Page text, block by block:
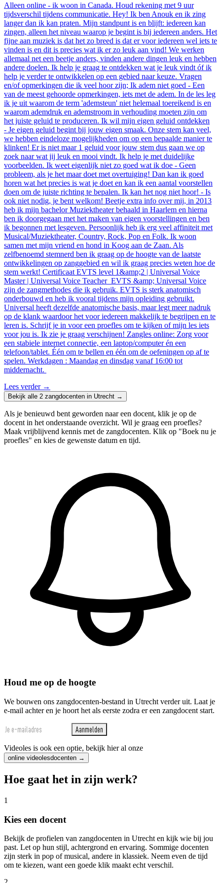
Alleen online - ik woon in Canada. Houd rekening met 9 uur
tijdsverschil tijdens communicatie. Hey! Ik ben Anouk en ik zing
langer dan ik kan praten. Mijn standpunt is en blijft: iedereen kan
zingen, alleen het niveau waarop je begint is bij iedereen anders. Het
fijne aan muziek is dat het zo breed is dat er voor iedereen wel iets te
vinden is en dit is precies wat ik er zo leuk aan vind! We werken
allemaal net een beetje anders, vinden andere dingen leuk en hebben
andere doelen. Ik help je graag te ontdekken wat je leuk vindt óf ik
help je verder te ontwikkelen op een gebied naar keuze. Vragen
en/of opmerkingen die ik veel hoor zijn; Ik adem niet goed - Een
van de meest gehoorde opmerkingen, iets met de adem. In de les leg
ik je uit waarom de term 'ademsteun' niet helemaal toereikend is en
waarom ademdruk en ademstroom in verhouding moeten zijn om
het juiste geluid te produceren. Ik wil mijn eigen geluid ontdekken
- Je eigen geluid begint bij jouw eigen smaak. Onze stem kan veel,
we hebben eindeloze mogelijkheden om op een bepaalde manier te
klinken! Er is niet maar 1 geluid voor jouw stem dus gaan we op
zoek naar wat jij leuk en mooi vindt. Ik help je met duidelijke
voorbeelden. Ik weet eigenlijk niet zo goed wat ik doe - Geen
probleem, als je het maar doet met overtuiging! Dan kan ik goed
horen wat het precies is wat je doet en kan ik een aantal voorstellen
doen om de juiste richting te bepalen. Ik kan het nog niet hoor! - Is
ook niet nodig, je bent welkom! Beetje extra info over mij, in 2013
heb ik mijn bachelor Muziektheater behaald in Haarlem en hierna
ben ik doorgegaan met het maken van eigen voorstellingen en ben
ik begonnen met lesgeven. Persoonlijk heb ik erg veel affiniteit met
Musical/Muziektheater, Country, Rock, Pop en Folk. Ik woon
samen met mijn vriend en hond in Koog aan de Zaan. Als
zelfbenoemd stemnerd ben ik graag op de hoogte van de laatste
ontwikkelingen op zanggebied en wil ik graag precies weten hoe de
stem werkt! Certificaat EVTS level 1&amp;2 | Universal Voice
Master | Universal Voice Teacher EVTS &amp; Universal Voice
zijn de zangmethodes die ik gebruik. EVTS is sterk anatomisch
onderbouwd en heb ik vooral tijdens mijn opleiding gebruikt.
Universal heeft dezelfde anatomische basis, maar legt meer nadruk
op de klank waardoor het voor iedereen makkelijk te begrijpen en te
leren is. Schrijf je in voor een proefles om te kijken of mijn les iets
voor jou is. Ik zie je graag verschijnen! Zangles online: Zorg voor
een stabiele internet connectie, een laptop/computer én een
telefoon/tablet. Één om te bellen en één om de oefeningen op af te
spelen. Werkdagen : Maandag en dinsdag vanaf 16:00 tot
middernacht.
Lees verder →
Bekijk alle 2 zangdocenten in Utrecht →
Als je benieuwd bent geworden naar een docent, klik je op de
docent in het onderstaande overzicht. Wil je graag een proefles?
Maak vrijblijvend kennis met de zangdocenten. Klik op "Boek nu je
proefles" en kies de gewenste datum en tijd.
Houd me op de hoogte
We bouwen ons zangdocenten-bestand in Utrecht verder uit. Laat je
e-mail achter en je hoort het als eerste zodra er een zangdocent start.
Aanmelden
Videoles is ook een optie, bekijk hier al onze
online videolesdocenten →
Hoe gaat het in zijn werk?
1
Kies een docent
Bekijk de profielen van zangdocenten in Utrecht en kijk wie bij jou
past. Let op hun stijl, achtergrond en ervaring. Sommige docenten
zijn sterk in pop of musical, andere in klassiek. Neem even de tijd
om te kiezen, want een goede klik maakt echt verschil.